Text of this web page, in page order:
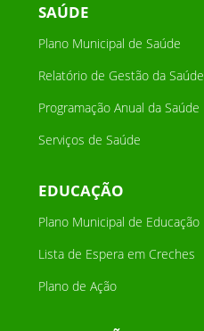
SAÚDE
Plano Municipal de Saúde
Relatório de Gestão da Saúde
Programação Anual da Saúde
Serviços de Saúde
EDUCAÇÃO
Plano Municipal de Educação
Lista de Espera em Creches
Plano de Ação